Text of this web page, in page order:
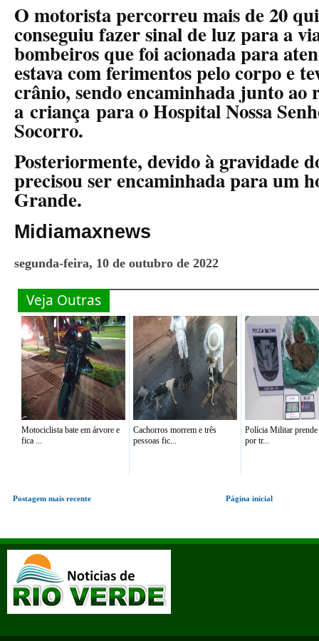
O motorista percorreu mais de 20
conseguiu fazer sinal de luz para a
bombeiros que foi acionada para
estava com ferimentos pelo corpo e
crânio, sendo encaminhada junto ao
a criança para o Hospital Nossa
Socorro.
Posteriormente, devido à gravidade
precisou ser encaminhada para um
Grande.
Midiamaxnews
segunda-feira, 10 de outubro de 2022
Veja Outras
Motociclista bate em árvore e
fica ...
Cachorros morrem e três
pessoas fic...
Polícia Militar
por tr...
Postagem mais recente Página inicial